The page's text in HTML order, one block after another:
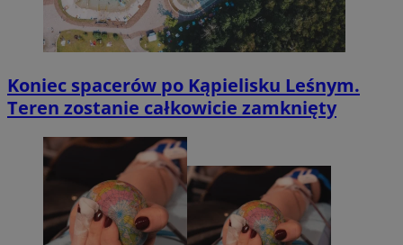
Koniec spacerów po Kąpielisku Leśnym.
Teren zostanie całkowicie zamknięty